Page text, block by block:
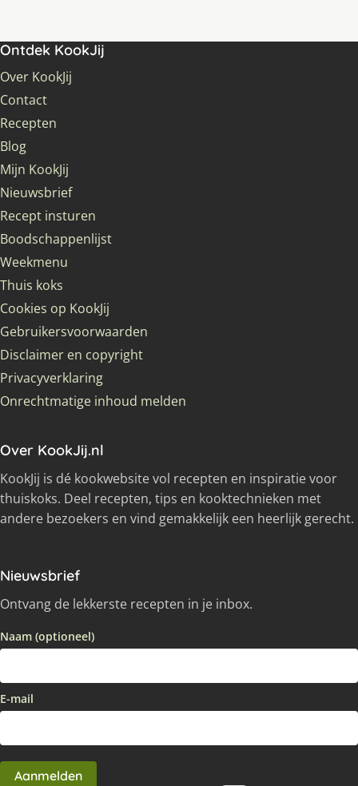
Ontdek KookJij
Over KookJij
Contact
Recepten
Blog
Mijn KookJij
Nieuwsbrief
Recept insturen
Boodschappenlijst
Weekmenu
Thuis koks
Cookies op KookJij
Gebruikersvoorwaarden
Disclaimer en copyright
Privacyverklaring
Onrechtmatige inhoud melden
Over KookJij.nl
KookJij is dé kookwebsite vol recepten en inspiratie voor
thuiskoks. Deel recepten, tips en kooktechnieken met
andere bezoekers en vind gemakkelijk een heerlijk gerecht.
Nieuwsbrief
Ontvang de lekkerste recepten in je inbox.
Naam (optioneel)
E-mail
Aanmelden